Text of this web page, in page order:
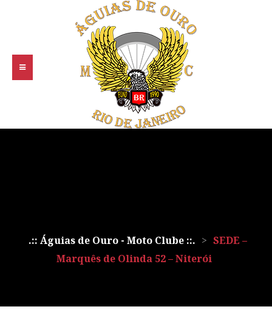
.:: Águias de Ouro - Moto Clube ::. > SEDE –
Marquês de Olinda 52 – Niterói